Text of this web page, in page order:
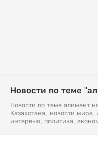
Новости по теме
Новости по теме алимент
Казахстана, новости
интервью, политика,